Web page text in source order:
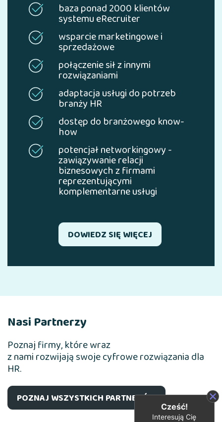
baza ponad 2000 klientów
systemu eRecruiter
wsparcie marketingowe i
sprzedażowe
połączenie sił z innymi
rozwiązaniami
adaptacja usługi do potrzeb
branży HR
dostęp do branżowego know-
how
potencjał networkingowy -
zawiązywanie relacji
biznesowych z firmami
reprezentującymi
komplementarne usługi
DOWIEDZ SIĘ WIĘCEJ
Nasi Partnerzy
Poznaj firmy, które wraz
z nami rozwijają swoje cyfrowe rozwiązania dla
HR.
POZNAJ WSZYSTKICH PARTNERÓW
Cześć!
Interesują Cię